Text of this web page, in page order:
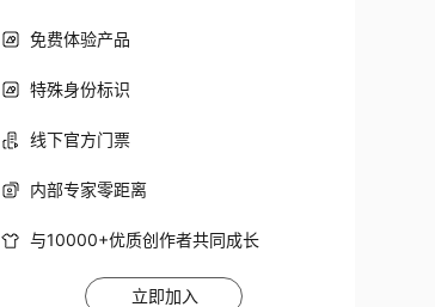
免费体验产品
特殊身份标识
线下官方门票
内部专家零距离
与10000+优质创作者共同成长
立即加入